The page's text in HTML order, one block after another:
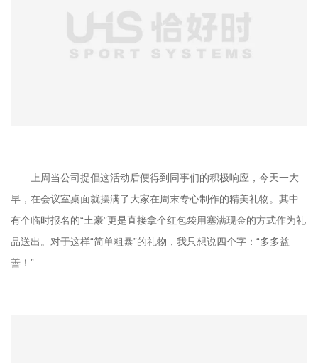
上周当公司提倡这活动后便得到同事们的积极响应，今天一大
早，在会议室桌面就摆满了大家在周末专心制作的精美礼物。其中
有个临时报名的“土豪”更是直接拿个红包袋用塞满现金的方式作为礼
品送出。对于这样“简单粗暴”的礼物，我只想说四个字：“多多益
善！”